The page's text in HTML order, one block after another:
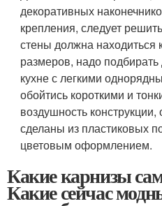
декоративных
крепления, следует
стены должна находиться
размеров, надо
кухне с легкими
обойтись короткими и
воздушность
сделаны из пластиковых
цветовым оформлением.
Какие карнизы
Какие сейчас